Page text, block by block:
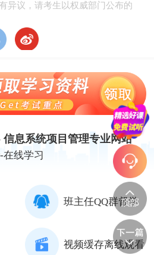
异议，请考生以权威部门公布的
信息系统项目管理专业网站
在线学习
班主任QQ群督学
视频缓存离线观看